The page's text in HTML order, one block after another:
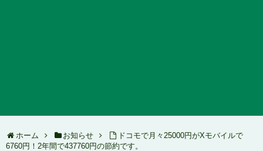
ホーム お知らせ
ドコモで月々25000円がXモバイルで
6760円！2年間で437760円の節約です。